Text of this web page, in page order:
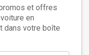
et offres
en
dans votre boîte